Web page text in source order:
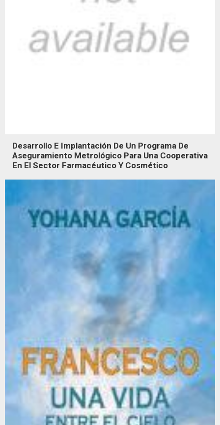
Desarrollo E Implantación De Un Programa De
Aseguramiento Metrológico Para Una Cooperativa
En El Sector Farmacéutico Y Cosmético